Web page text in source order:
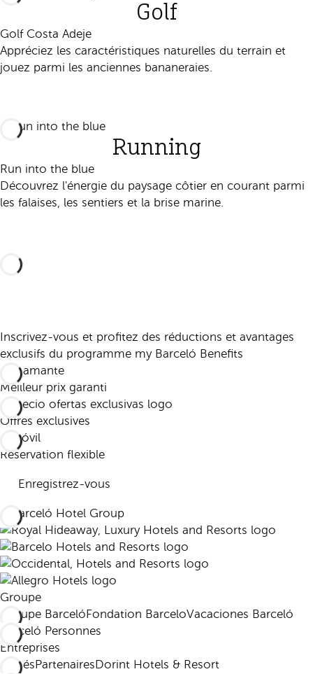
Golf
Golf Costa Adeje
Appréciez les caractéristiques naturelles du terrain et
jouez parmi les anciennes bananeraies.
Running
Run into the blue
Découvrez l'énergie du paysage côtier en courant parmi
les falaises, les sentiers et la brise marine.
Inscrivez-vous et profitez des réductions et avantages
exclusifs du programme my Barceló Benefits
Meilleur prix garanti
Offres exclusives
Réservation flexible
Enregistrez-vous
Groupe
Groupe BarcelóFondation BarceloVacaciones Barceló
Barceló Personnes
Entreprises
AffiliésPartenairesDorint Hotels & Resort